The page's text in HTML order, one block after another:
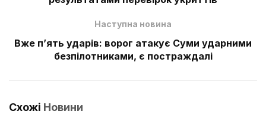
Наступна новина
Вже п’ять ударів: ворог атакує Суми ударними
безпілотниками, є постраждалі
Схожі Новини